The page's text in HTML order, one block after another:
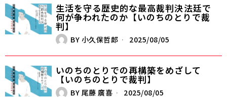
生活を守る歴史的な最高裁判決――法廷で
何が争われたのか【いのちのとりで裁
判】
BY 小久保哲郎 2025/08/05
いのちのとりでの再構築をめざして
【いのちのとりで裁判】
BY 尾藤 廣喜 2025/08/05